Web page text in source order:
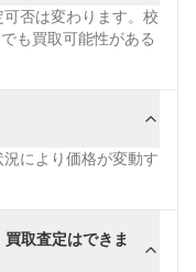
否は変わります。校
も買取可能性がある
により価格が変動す
取査定はできま